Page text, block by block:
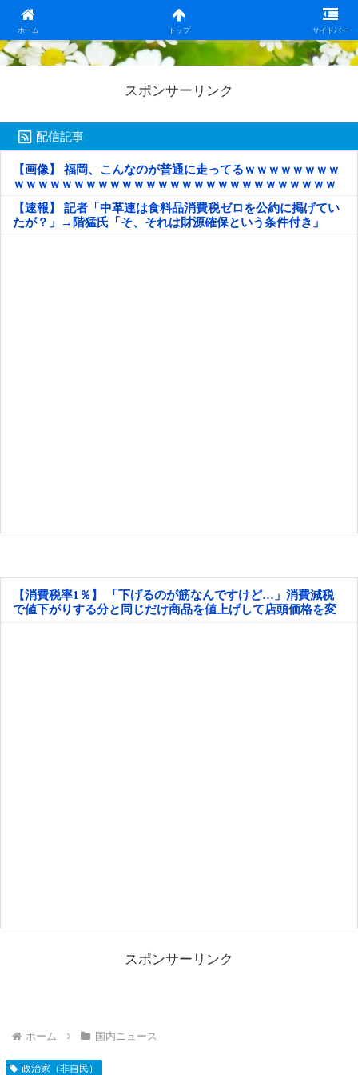
ホーム トップ サイドバー
日本第一！ニュース録
スポンサーリンク
配信記事
【画像】 福岡、こんなのが普通に走ってるｗｗｗｗｗｗｗｗ
ｗｗｗｗｗｗｗｗｗｗｗｗｗｗｗｗｗｗｗｗｗｗｗｗｗｗｗ
ｗｗｗｗｗ
【速報】 記者「中革連は食料品消費税ゼロを公約に掲げてい
たが？」→階猛氏「そ、それは財源確保という条件付き」
【消費税率1％】 「下げるのが筋なんですけど…」消費減税
で値下がりする分と同じだけ商品を値上げして店頭価格を変
えない店も
スポンサーリンク
ホーム 国内ニュース
政治家（非自民）